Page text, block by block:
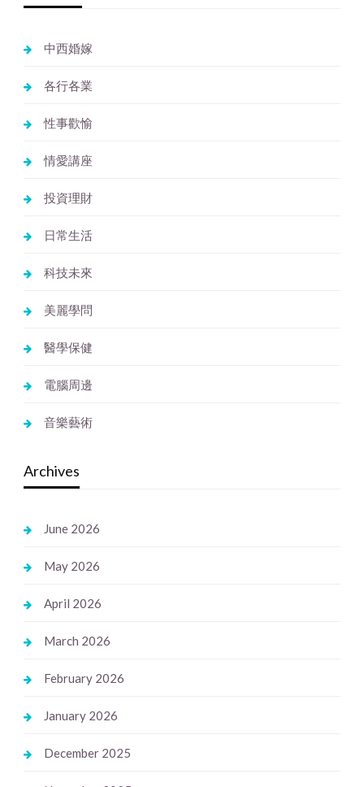
中西婚嫁
各行各業
性事歡愉
情愛講座
投資理財
日常生活
科技未來
美麗學問
醫學保健
電腦周邊
音樂藝術
Archives
June 2026
May 2026
April 2026
March 2026
February 2026
January 2026
December 2025